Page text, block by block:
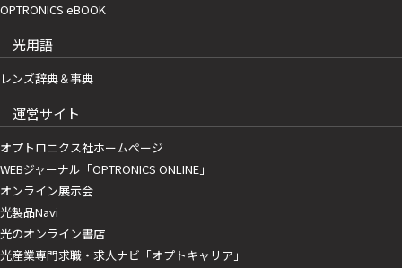
OPTRONICS eBOOK
光用語
レンズ辞典＆事典
運営サイト
オプトロニクス社ホームページ
WEBジャーナル「OPTRONICS ONLINE」
オンライン展示会
光製品Navi
光のオンライン書店
光産業専門求職・求人ナビ「オプトキャリア」